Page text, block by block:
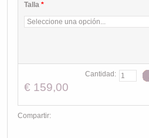
Talla *
€ 159,00
Cantidad:
Compartir: